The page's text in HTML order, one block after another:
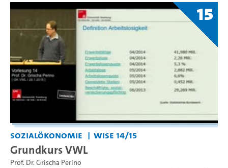
15
Sozialökonomie WiSe 14/15
Grundkurs VWL
Prof. Dr. Grischa Perino